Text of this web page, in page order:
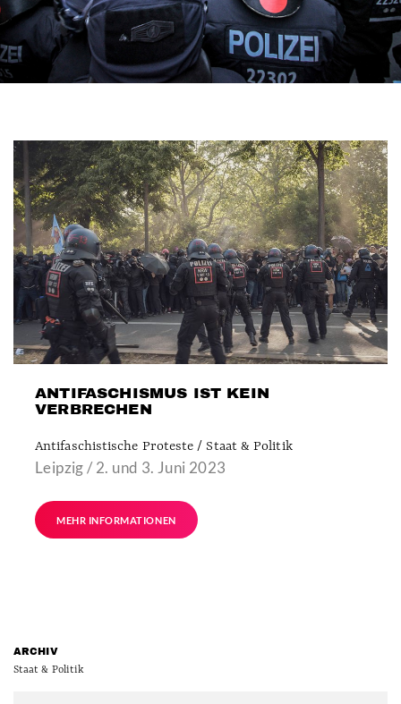
ANTIFASCHISMUS IST KEIN
VERBRECHEN
Antifaschistische Proteste / Staat & Politik
Leipzig / 2. und 3. Juni 2023
MEHR INFORMATIONEN
ARCHIV
Staat & Politik